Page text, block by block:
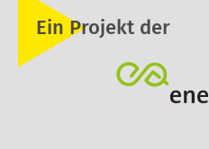
Ein Projekt der